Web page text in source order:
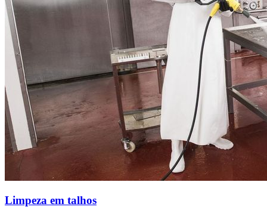
Limpeza em talhos